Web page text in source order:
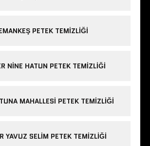
PETEK TEMIZLIĞI
NINE HATUN PETEK TEMIZLIĞI
MAHALLESI PETEK TEMIZLIĞI
YAVUZ SELIM PETEK TEMIZLIĞI